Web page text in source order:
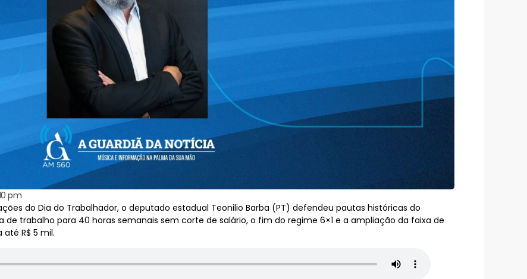
pm
do Dia do Trabalhador, o deputado estadual Teonilio Barba (PT) defendeu pautas históricas do
trabalho para 40 horas semanais sem corte de salário, o fim do regime 6×1 e a ampliação da faixa de
R$ 5 mil.